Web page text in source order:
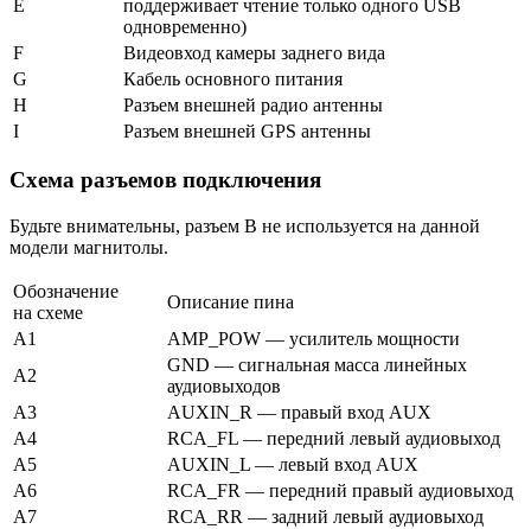
E
поддерживает чтение только одного USB
одновременно)
F
Видеовход камеры заднего вида
G
Кабель основного питания
H
Разъем внешней радио антенны
I
Разъем внешней GPS антенны
Схема разъемов подключения
Будьте внимательны, разъем B не используется на данной
модели магнитолы.
Обозначение
на схеме
Описание пина
A1
AMP_POW — усилитель мощности
A2
GND — сигнальная масса линейных
аудиовыходов
A3
AUXIN_R — правый вход AUX
A4
RCA_FL — передний левый аудиовыход
A5
AUXIN_L — левый вход AUX
A6
RCA_FR — передний правый аудиовыход
A7
RCA_RR — задний левый аудиовыход